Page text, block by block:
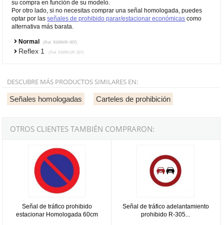
su compra en función de su modelo.
Por otro lado, si no necesitas comprar una señal homologada, puedes
optar por lasseñales de prohibido parar/estacionar económicas como
alternativa más barata.
Normal (Ref. 9160N/R-307)
Reflex 1 (Ref. 9160N1/R-307)
DESCUBRE MÁS PRODUCTOS SIMILARES EN:
Señales homologadas Carteles de prohibición
OTROS CLIENTES TAMBIÉN COMPRARON:
Señal de tráfico prohibido
estacionar Homologada 60cm
Señal de tráfico adelantamiento
prohibido R-305...